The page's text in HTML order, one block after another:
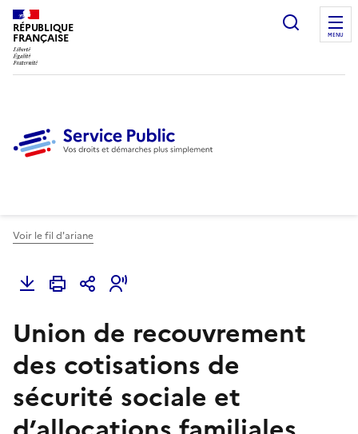
RÉPUBLIQUE
FRANÇAISE
Ouvrir
MENU
Voir le fil d'ariane
Union de recouvrement
des cotisations de
sécurité sociale et